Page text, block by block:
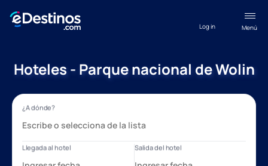
Menú
Log in
Hoteles - Parque nacional de Wolin